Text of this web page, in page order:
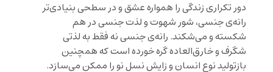
دور تکراری زندگی را همواره عشق و در سطحی بنیادی‌تر
رانه‌ی جنسی، شور شهوت و لذت جنسی در هم
شکسته و می‌شکند. رانه‌ی جنسی نه فقط به لذتی
شگرف و خارق‌العاده گره خورده است که همچنین
بازتولید نوع انسان و زایش نسل نو را ممکن می‌سازد.